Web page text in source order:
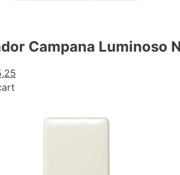
Campana Luminoso